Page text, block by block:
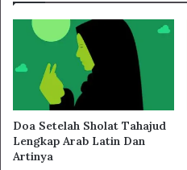
Doa Setelah Sholat Tahajud
Lengkap Arab Latin Dan
Artinya